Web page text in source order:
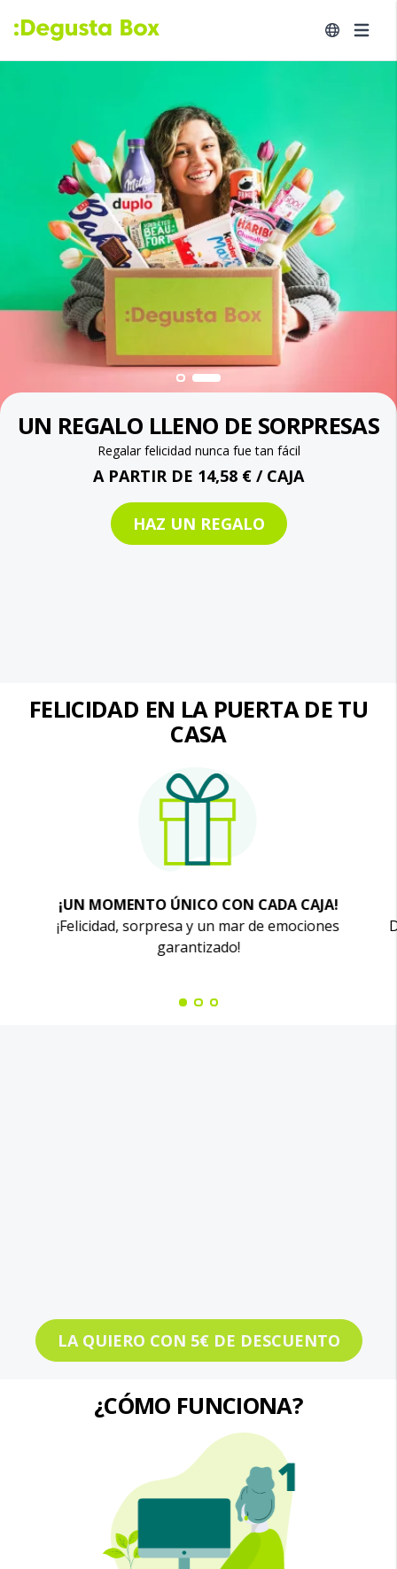
UN REGALO LLENO DE SORPRESAS
Regalar felicidad nunca fue tan fácil
A PARTIR DE 14,58 € / CAJA
HAZ UN REGALO
FELICIDAD EN LA PUERTA DE TU
CASA
¡UN MOMENTO ÚNICO CON CADA CAJA!
¡Felicidad, sorpresa y un mar de emociones
garantizado!
LA QUIERO CON 5€ DE DESCUENTO
¿CÓMO FUNCIONA?